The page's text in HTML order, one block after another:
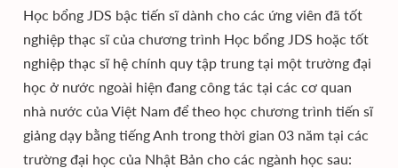
Học bổng JDS bậc tiến sĩ dành cho các ứng viên đã tốt
nghiệp thạc sĩ của chương trình Học bổng JDS hoặc tốt
nghiệp thạc sĩ hệ chính quy tập trung tại một trường đại
học ở nước ngoài hiện đang công tác tại các cơ quan
nhà nước của Việt Nam để theo học chương trình tiến sĩ
giảng dạy bằng tiếng Anh trong thời gian 03 năm tại các
trường đại học của Nhật Bản cho các ngành học sau: